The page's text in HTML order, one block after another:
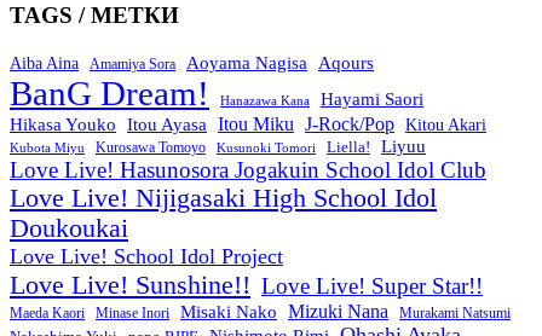
TAGS / МЕТКИ
Aiba Aina Amamiya Sora Aoyama Nagisa Aqours
BanG Dream! Hanazawa Kana
Hayami Saori
Hikasa Youko
Itou Ayasa Itou Miku J-Rock/Pop Kitou Akari
Kubota Miyu Kurosawa Tomoyo Kusunoki Tomori Liella! Liyuu
Love Live! Hasunosora Jogakuin School Idol Club
Love Live! Nijigasaki High School Idol
Doukoukai
Love Live! School Idol Project
Love Live! Sunshine!! Love Live! Super Star!!
Maeda Kaori Minase Inori Misaki Nako Mizuki Nana Murakami Natsumi